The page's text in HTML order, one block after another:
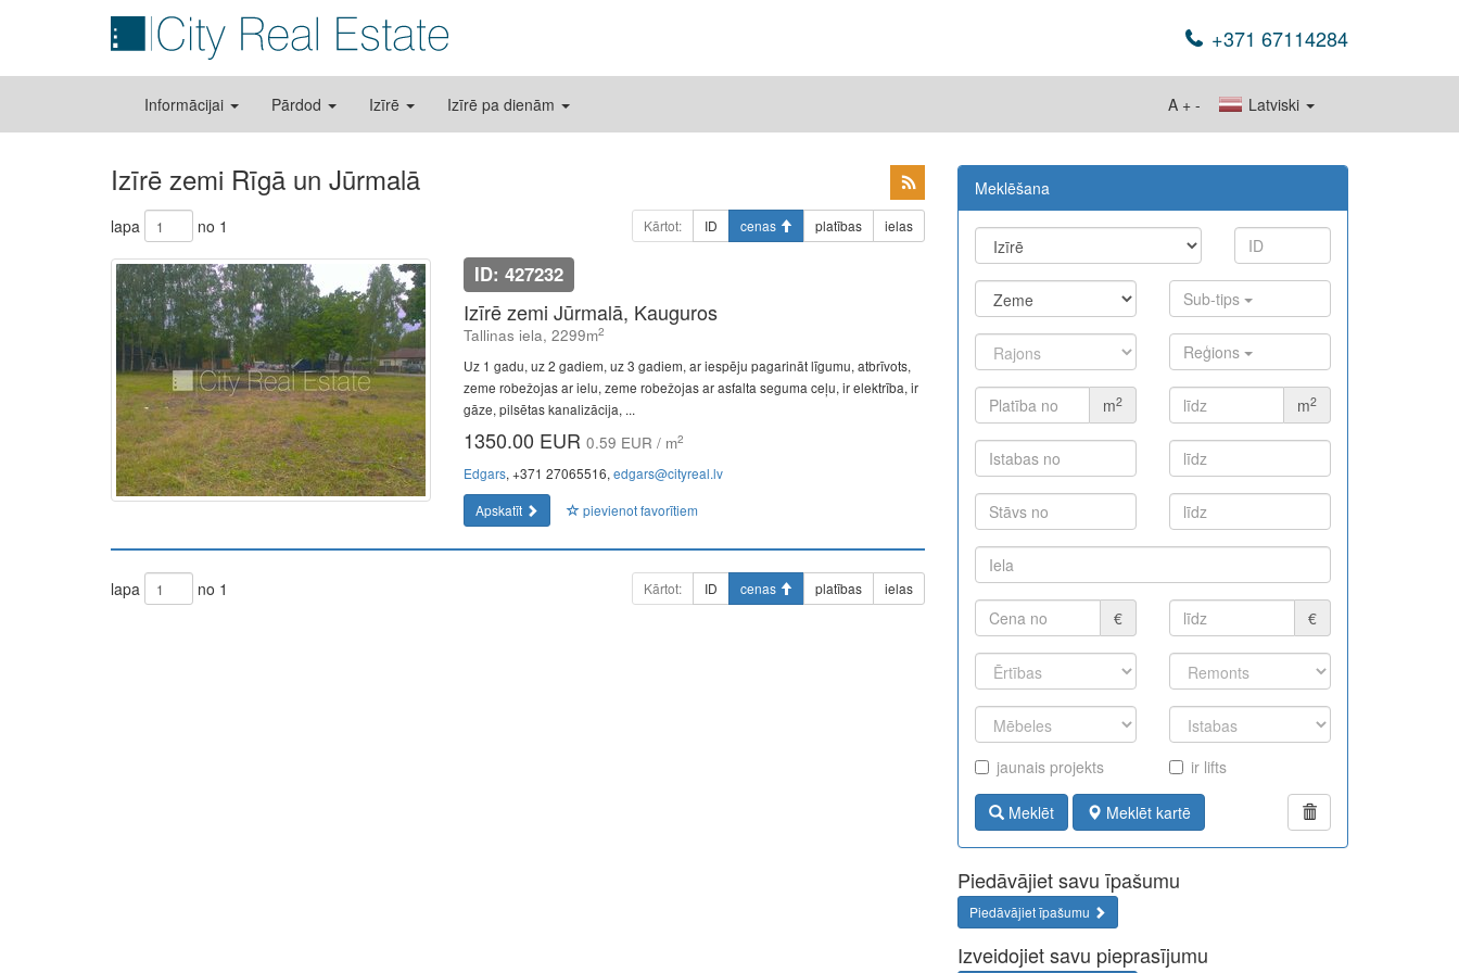
+371 67114284
Informācijai Pārdod Izīrē Izīrē pa dienām Latviski
A + -
Izīrē zemi Rīgā un Jūrmalā
lapa no 1 Kārtot: ID cenas platības ielas
ID: 427232
Izīrē zemi Jūrmalā, Kauguros
Tallinas iela, 2299m2
Uz 1 gadu, uz 2 gadiem, uz 3 gadiem, ar iespēju pagarināt līgumu, atbrīvots,
zeme robežojas ar ielu, zeme robežojas ar asfalta seguma ceļu, ir elektrība, ir
gāze, pilsētas kanalizācija, ...
1350.00 EUR 0.59 EUR / m2
Edgars, +371 27065516, edgars@cityreal.lv
Apskatīt
pievienot favorītiem
lapa no 1 Kārtot: ID cenas platības ielas
Meklēšana
Sub-tips
Reģions
m2 m2
€ €
jaunais projekts ir lifts
Meklēt Meklēt kartē
Piedāvājiet savu īpašumu
Piedāvājiet īpašumu
Izveidojiet savu pieprasījumu